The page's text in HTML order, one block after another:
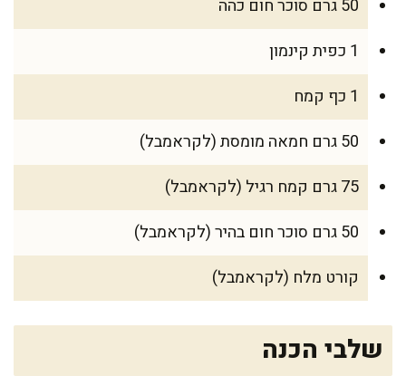
50 גרם סוכר חום כהה
1 כפית קינמון
1 כף קמח
50 גרם חמאה מומסת (לקראמבל)
75 גרם קמח רגיל (לקראמבל)
50 גרם סוכר חום בהיר (לקראמבל)
קורט מלח (לקראמבל)
שלבי הכנה